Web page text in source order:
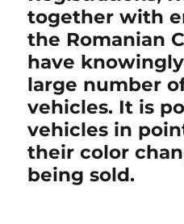
together with
the Romanian
have
large number
vehicles. It is
vehicles in
their color
being sold.